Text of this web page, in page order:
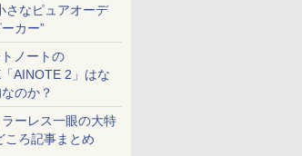
さなピュアオーデ
カー”
ノートの
AINOTE 2」はな
のか？
ーレス一眼の大特
ころ記事まとめ